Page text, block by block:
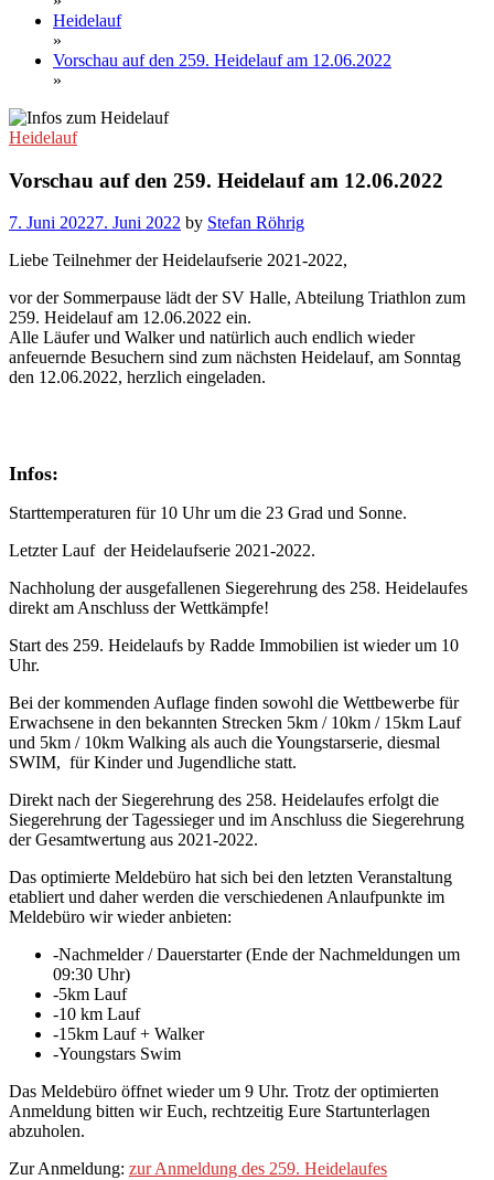
Heidelauf
»
Vorschau auf den 259. Heidelauf am 12.06.2022
»
Heidelauf
Vorschau auf den 259. Heidelauf am 12.06.2022
7. Juni 20227. Juni 2022 by Stefan Röhrig
Liebe Teilnehmer der Heidelaufserie 2021-2022,
vor der Sommerpause lädt der SV Halle, Abteilung Triathlon zum
259. Heidelauf am 12.06.2022 ein.
Alle Läufer und Walker und natürlich auch endlich wieder
anfeuernde Besuchern sind zum nächsten Heidelauf, am Sonntag
den 12.06.2022, herzlich eingeladen.
Infos:
Starttemperaturen für 10 Uhr um die 23 Grad und Sonne.
Letzter Lauf der Heidelaufserie 2021-2022.
Nachholung der ausgefallenen Siegerehrung des 258. Heidelaufes
direkt am Anschluss der Wettkämpfe!
Start des 259. Heidelaufs by Radde Immobilien ist wieder um 10
Uhr.
Bei der kommenden Auflage finden sowohl die Wettbewerbe für
Erwachsene in den bekannten Strecken 5km / 10km / 15km Lauf
und 5km / 10km Walking als auch die Youngstarserie, diesmal
SWIM, für Kinder und Jugendliche statt.
Direkt nach der Siegerehrung des 258. Heidelaufes erfolgt die
Siegerehrung der Tagessieger und im Anschluss die Siegerehrung
der Gesamtwertung aus 2021-2022.
Das optimierte Meldebüro hat sich bei den letzten Veranstaltung
etabliert und daher werden die verschiedenen Anlaufpunkte im
Meldebüro wir wieder anbieten:
-Nachmelder / Dauerstarter (Ende der Nachmeldungen um
09:30 Uhr)
-5km Lauf
-10 km Lauf
-15km Lauf + Walker
-Youngstars Swim
Das Meldebüro öffnet wieder um 9 Uhr. Trotz der optimierten
Anmeldung bitten wir Euch, rechtzeitig Eure Startunterlagen
abzuholen.
Zur Anmeldung: zur Anmeldung des 259. Heidelaufes